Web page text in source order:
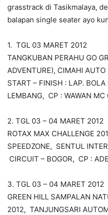
grasstrack di Tasikmalaya,
balapan single seater ayo
1. TGL 03 MARET 2012
TANGKUBAN PERAHU GO
ADVENTURE), CIMAHI AUTO
START – FINISH : LAP.
LEMBANG, CP : WAWAN
2. TGL 03 – 04 MARET 2012
ROTAX MAX CHALLENGE
SPEEDZONE, SENTUL
CIRCUIT – BOGOR, CP :
3. TGL 03 – 04 MARET 2012
GREEN HILL SAMPALAN
2012, TANJUNGSARI